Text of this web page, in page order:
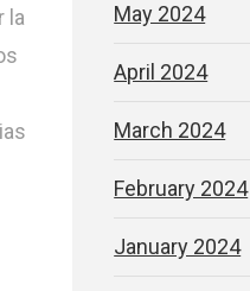
la
May 2024
April 2024
March 2024
February 2024
January 2024